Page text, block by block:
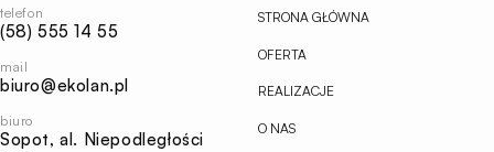
telefon
(58) 555 14 55
mail
biuro@ekolan.pl
biuro
Sopot, al. Niepodległości
STRONA GŁÓWNA
OFERTA
REALIZACJE
O NAS